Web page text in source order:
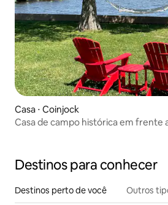
Casa ⋅ Coinjock
Casa de campo histórica em frente
Destinos para conhecer
Destinos perto de você Outros